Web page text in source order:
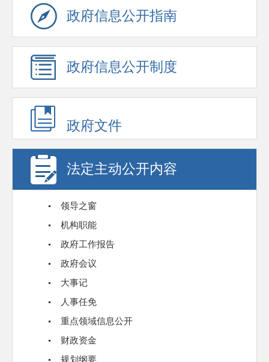
政府信息公开指南
政府信息公开制度
政府文件
法定主动公开内容
领导之窗
机构职能
政府工作报告
政府会议
大事记
人事任免
重点领域信息公开
财政资金
规划纲要